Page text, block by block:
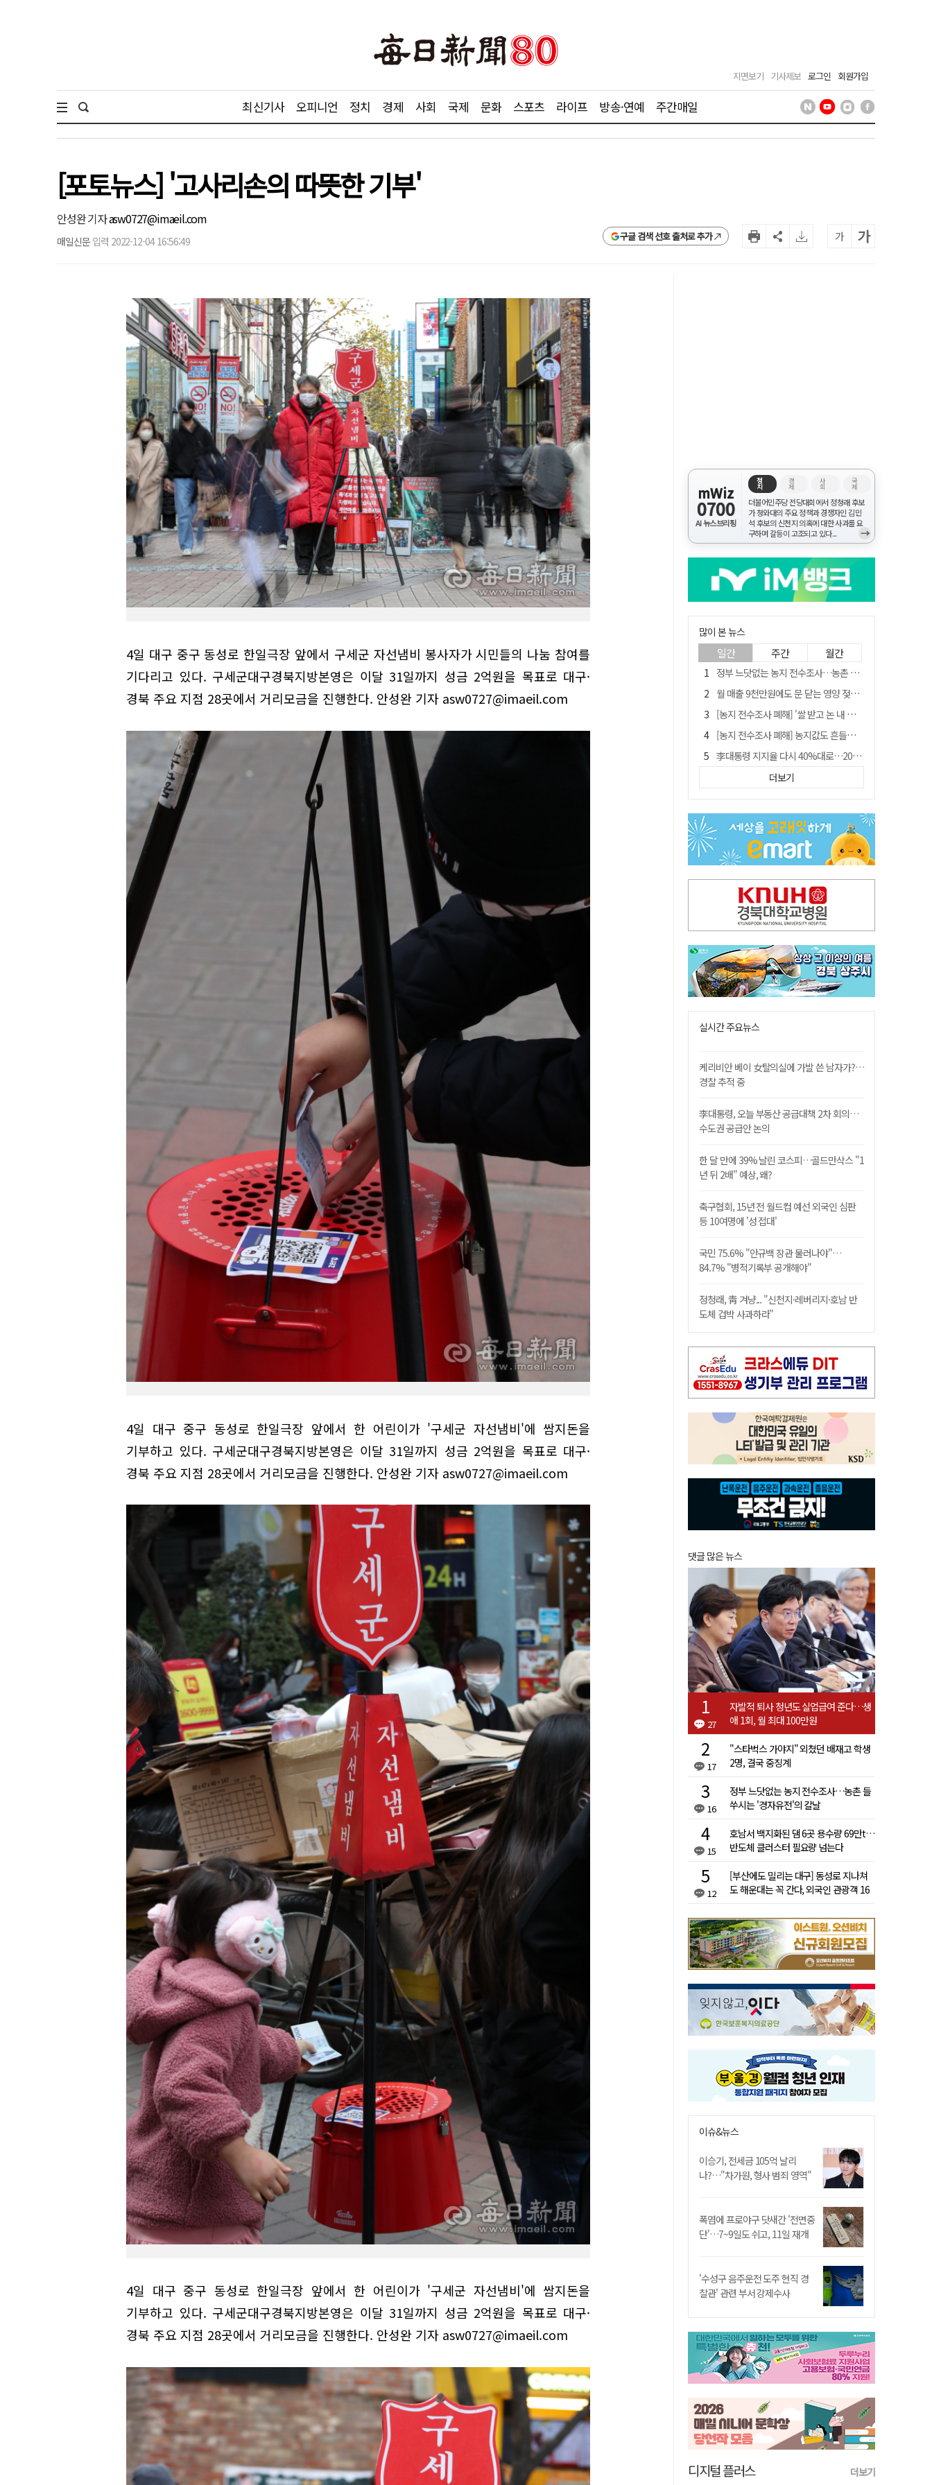
지면보기 기사제보 로그인 회원가입
최신기사 오피니언 정치 경제 사회 국제 문화 스포츠 라이프 방송·연예 주간매일
[포토뉴스] '고사리손의 따뜻한 기부'
안성완 기자asw0727@imaeil.com
매일신문 입력 2022-12-04 16:56:49 구글 검색 선호 출처로 추가 가 가
4일 대구 중구 동성로 한일극장 앞에서 구세군 자선냄비 봉사자가 시민들의 나눔 참여를
기다리고 있다. 구세군대구경북지방본영은 이달 31일까지 성금 2억원을 목표로 대구·
경북 주요 지점 28곳에서 거리모금을 진행한다. 안성완 기자 asw0727@imaeil.com
4일 대구 중구 동성로 한일극장 앞에서 한 어린이가 '구세군 자선냄비'에 쌈지돈을
기부하고 있다. 구세군대구경북지방본영은 이달 31일까지 성금 2억원을 목표로 대구·
경북 주요 지점 28곳에서 거리모금을 진행한다. 안성완 기자 asw0727@imaeil.com
4일 대구 중구 동성로 한일극장 앞에서 한 어린이가 '구세군 자선냄비'에 쌈지돈을
기부하고 있다. 구세군대구경북지방본영은 이달 31일까지 성금 2억원을 목표로 대구·
경북 주요 지점 28곳에서 거리모금을 진행한다. 안성완 기자 asw0727@imaeil.com
mWiz
0700
AI 뉴스브리핑
정
치
경
제
사
회
국
제
더불어민주당 전당대회에서 정청래 후보
가 청와대의 주요 정책과 경쟁자인 김민
석 후보의 신천지 의혹에 대한 사과를 요
구하며 갈등이 고조되고 있다...
→
많이 본 뉴스
일간 주간 월간
정부 느닷없는 농지 전수조사…농촌 들쑤시는 '경자유전'의 칼날
월 매출 9천만원에도 문 닫는 영양 젖소농장… "일할 사람이 없어"
[농지 전수조사 폐해] '쌀 받고 논 내 준' 도지농 이제 어쩌나?
[농지 전수조사 폐해] 농지값도 흔들리나…"도지 막히면 헐값 매물 나올 수도"
李대통령 지지율 다시 40%대로…20대는 18.8%p 급락
유승민 "尹 졸업한 서울대 법대·충암고도 없애야"…李 육사 통합 직격
지역활성화 펀드 9호…포항 AI 데이터센터에 6천억 투입
국민 51.9% "李 대통령 재판 재개 필요하다"
'솔리다임 IPO 추진설' SK하이닉스, 주가 9% 급락
더보기
실시간 주요뉴스
케리비안 베이 女탈의실에 가발 쓴 남자가?…
경찰 추적 중
李대통령, 오늘 부동산 공급대책 2차 회의…
수도권 공급안 논의
한 달 만에 39% 날린 코스피…골드만삭스 "1
년 뒤 2배" 예상, 왜?
축구협회, 15년 전 월드컵 예선 외국인 심판
등 10여명에 '성 접대'
국민 75.6% "안규백 장관 물러나야"…
84.7% "병적기록부 공개해야"
정청래, 靑 겨냥... "신천지·레버리지·호남 반
도체 겁박 사과하라"
댓글 많은 뉴스
27
자발적 퇴사 청년도 실업급여 준다…생
애 1회, 월 최대 100만원
17
"스타벅스 가야지" 외쳤던 배재고 학생
2명, 결국 중징계
16
정부 느닷없는 농지 전수조사…농촌 들
쑤시는 '경자유전'의 칼날
15
호남서 백지화된 댐 6곳 용수량 69만t…
반도체 클러스터 필요량 넘는다
12
[부산에도 밀리는 대구] 동성로 지나쳐
도 해운대는 꼭 간다, 외국인 관광객 16
이슈&뉴스
이승기, 전세금 105억 날리
나?…"차가원, 형사 범죄 영역"
폭염에 프로야구 닷새간 '전면중
단'…7~9일도 쉬고, 11일 재개
'수성구 음주운전 도주 현직 경
찰관' 관련 부서 강제수사
디지털 플러스 더보기